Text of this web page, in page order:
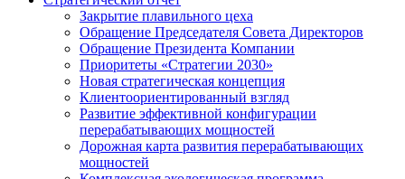
Закрытие плавильного цеха
Обращение Председателя Совета Директоров
Обращение Президента Компании
Приоритеты «Стратегии 2030»
Новая стратегическая концепция
Клиентоориентированный взгляд
Развитие эффективной конфигурации
перерабатывающих мощностей
Дорожная карта развития перерабатывающих
мощностей